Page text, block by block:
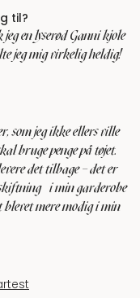
til?
en lyserød Ganni kjole
jeg mig virkelig heldig!
som jeg ikke ellers ville
bruge penge på tøjet.
det tilbage – det er
i min garderobe
mere modig i min